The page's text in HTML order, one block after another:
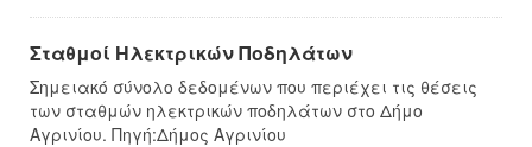
Σταθμοί Ηλεκτρικών Ποδηλάτων
Σημειακό σύνολο δεδομένων που περιέχει τις θέσεις
των σταθμών ηλεκτρικών ποδηλάτων στο Δήμο
Αγρινίου. Πηγή:Δήμος Αγρινίου